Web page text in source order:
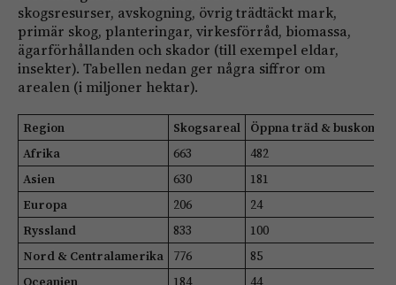
skogsresurser, avskogning, övrig trädtäckt mark,
primär skog, planteringar, virkesförråd, biomassa,
ägarförhållanden och skador (till exempel eldar,
insekter). Tabellen nedan ger några siffror om
arealen (i miljoner hektar).
Region Skogsareal Öppna träd &
Afrika
663
482
Asien
630
181
Europa
206
24
Ryssland
833
100
Nord & Centralamerika 776
85